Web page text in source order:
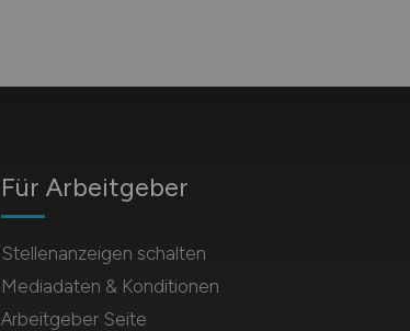
Für Arbeitgeber
Stellenanzeigen schalten
Mediadaten & Konditionen
Arbeitgeber Seite